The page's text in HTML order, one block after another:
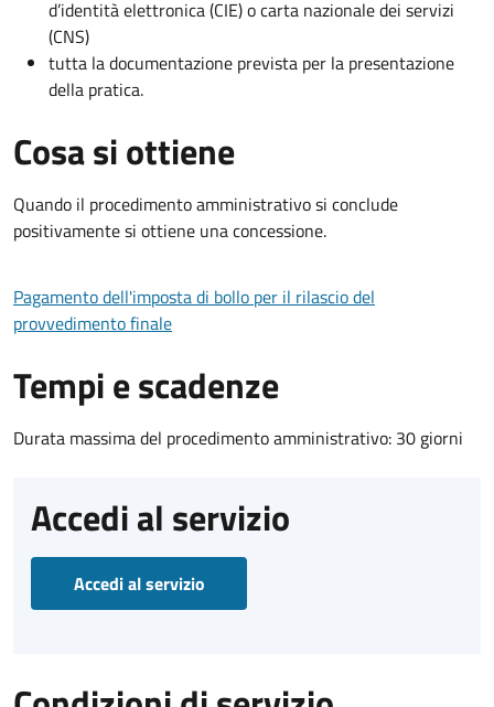
d’identità elettronica (CIE) o carta nazionale dei servizi
(CNS)
tutta la documentazione prevista per la presentazione
della pratica.
Cosa si ottiene
Quando il procedimento amministrativo si conclude
positivamente si ottiene una concessione.
Pagamento dell'imposta di bollo per il rilascio del
provvedimento finale
Tempi e scadenze
Durata massima del procedimento amministrativo: 30 giorni
Accedi al servizio
Accedi al servizio